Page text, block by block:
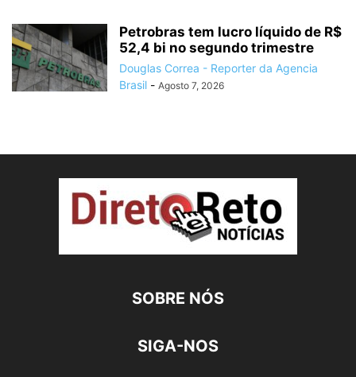
Petrobras tem lucro líquido de R$
52,4 bi no segundo trimestre
Douglas Correa - Reporter da Agencia
Brasil - Agosto 7, 2026
SOBRE NÓS
SIGA-NOS